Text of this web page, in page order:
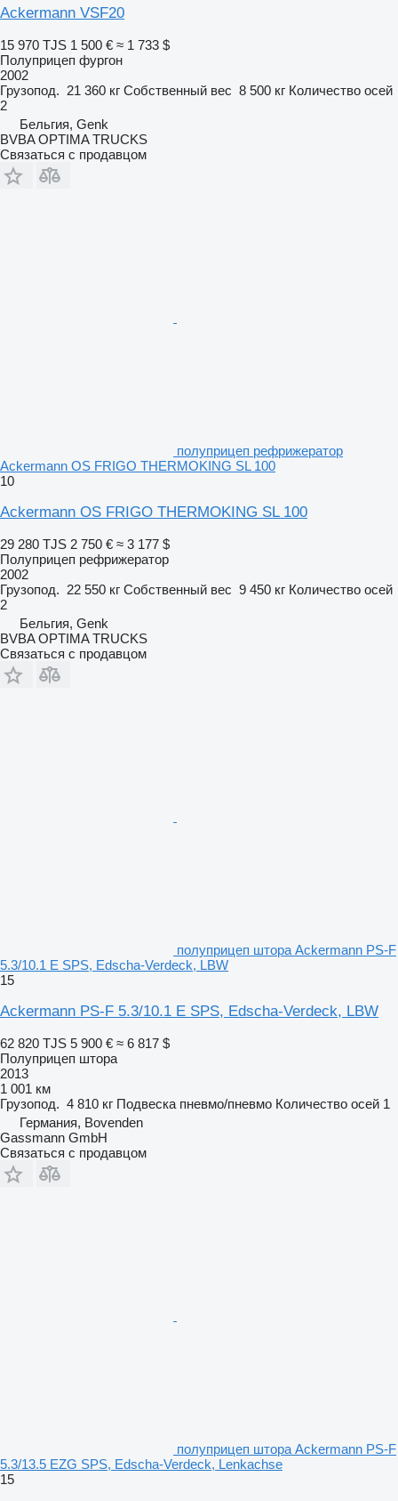
Ackermann VSF20
15 970 TJS 1 500 € ≈ 1 733 $
Полуприцеп фургон
2002
Грузопод. 21 360 кг Собственный вес 8 500 кг Количество осей
2
Бельгия, Genk
BVBA OPTIMA TRUCKS
Связаться с продавцом
полуприцеп рефрижератор
Ackermann OS FRIGO THERMOKING SL 100
10
Ackermann OS FRIGO THERMOKING SL 100
29 280 TJS 2 750 € ≈ 3 177 $
Полуприцеп рефрижератор
2002
Грузопод. 22 550 кг Собственный вес 9 450 кг Количество осей
2
Бельгия, Genk
BVBA OPTIMA TRUCKS
Связаться с продавцом
полуприцеп штора Ackermann PS-F
5.3/10.1 E SPS, Edscha-Verdeck, LBW
15
Ackermann PS-F 5.3/10.1 E SPS, Edscha-Verdeck, LBW
62 820 TJS 5 900 € ≈ 6 817 $
Полуприцеп штора
2013
1 001 км
Грузопод. 4 810 кг Подвеска пневмо/пневмо Количество осей 1
Германия, Bovenden
Gassmann GmbH
Связаться с продавцом
полуприцеп штора Ackermann PS-F
5.3/13.5 EZG SPS, Edscha-Verdeck, Lenkachse
15